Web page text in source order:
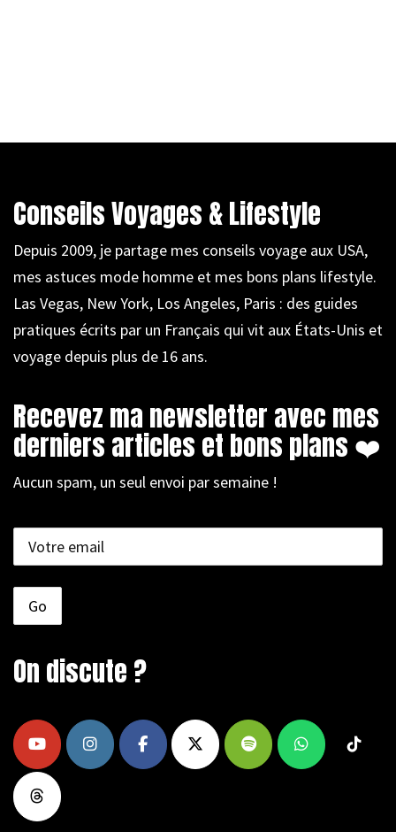
Conseils Voyages & Lifestyle
Depuis 2009, je partage mes conseils voyage aux USA,
mes astuces mode homme et mes bons plans lifestyle.
Las Vegas, New York, Los Angeles, Paris : des guides
pratiques écrits par un Français qui vit aux États-Unis et
voyage depuis plus de 16 ans.
Recevez ma newsletter avec mes
derniers articles et bons plans ❤️
Aucun spam, un seul envoi par semaine !
On discute ?